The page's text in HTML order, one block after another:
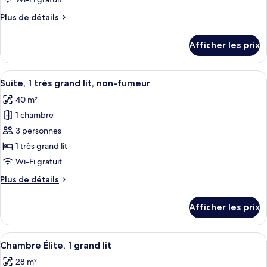
chambre :
grand
lit
Plus de détails
Plus
Chambre
Standard,
1
lit
Afficher les prix
Afficher
toutes
les
photos
pour
ce
type
chambre :
très
grand
lit,
Une chambre d’hôtel avec un
9
Suite, 1 très grand lit, non-fumeur
40 m²
1 chambre
3 personnes
1 très grand lit
Wi-Fi gratuit
Plus de détails
Plus
Suite,
très
lit,
Afficher les prix
Afficher
toutes
Une chambre d’hôtel avec un
7
Chambre Élite, 1 grand lit
28 m²